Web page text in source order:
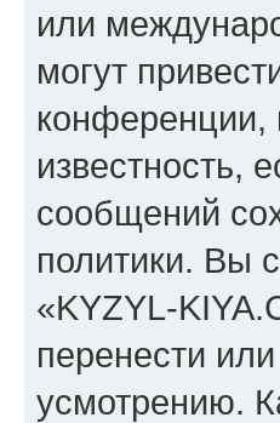
или
могут
конференции,
известность,
сообщений
политики. Вы
«KYZYL-
перенести
усмотрению.